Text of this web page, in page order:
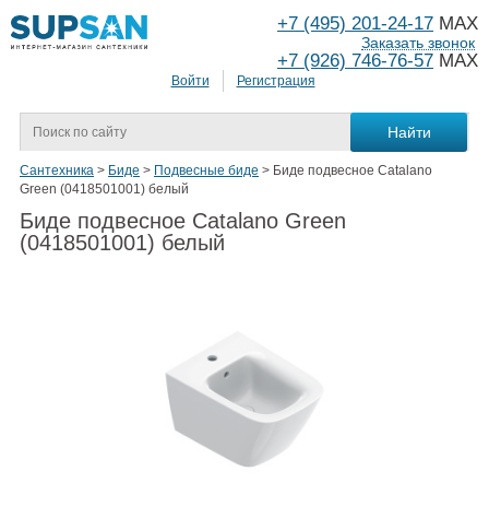
Войти Регистрация
+7 (495) 201-24-17 MAX
+7 (926) 746-76-57 MAX
Заказать звонок
Сантехника > Биде > Подвесные биде > Биде подвесное Catalano
Green (0418501001) белый
Биде подвесное Catalano Green
(0418501001) белый